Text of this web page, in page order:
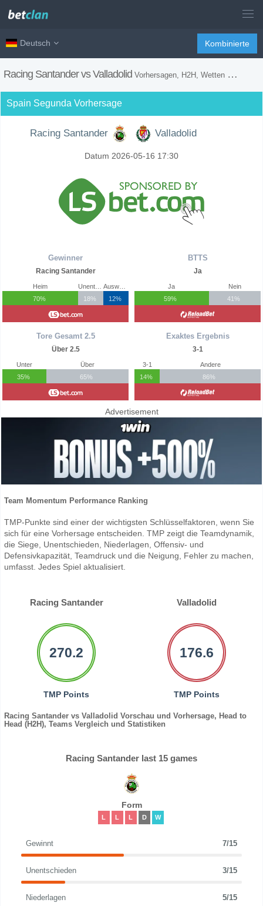
Deutsch Kombinierte
Racing Santander vs Valladolid Vorhersagen, H2H, Wetten Tipps und Spiel Vorschau
Spain Segunda Vorhersage
Racing Santander Valladolid
Datum 2026-05-16 17:30
Gewinner
Racing Santander
Heim
70%
18%
12%
Tore Gesamt 2.5
Über 2.5
Unter
35%
Über
65%
BTTS
Ja
Ja
59%
Nein
41%
Exaktes Ergebnis
3-1
3-1
14%
Andere
86%
Advertisement
Team Momentum Performance Ranking
TMP-Punkte sind einer der wichtigsten Schlüsselfaktoren, wenn Sie
sich für eine Vorhersage entscheiden. TMP zeigt die Teamdynamik,
die Siege, Unentschieden, Niederlagen, Offensiv- und
Defensivkapazität, Teamdruck und die Neigung, Fehler zu machen,
umfasst. Jedes Spiel aktualisiert.
Racing Santander Valladolid
270.2
TMP Points
176.6
TMP Points
Racing Santander vs Valladolid Vorschau und Vorhersage, Head to
Head (H2H), Teams Vergleich und Statistiken
Racing Santander last 15 games
Form
L L L D W
Gewinnt 7/15
Unentschieden 3/15
Niederlagen 5/15